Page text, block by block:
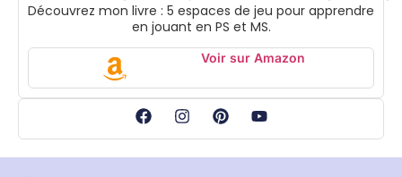
Découvrez mon livre : 5 espaces de jeu pour apprendre
en jouant en PS et MS.
Voir sur Amazon